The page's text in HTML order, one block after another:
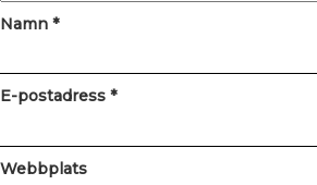
Namn *
E-postadress *
Webbplats